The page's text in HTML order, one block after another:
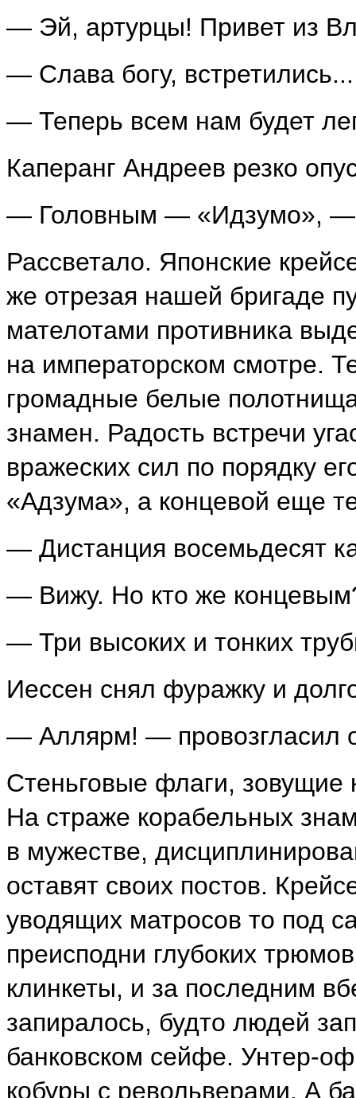
— Эй, артурцы! Привет из
— Слава богу, встретились...
— Теперь всем нам будет
Каперанг Андреев резко
— Головным — «Идзумо», —
Рассветало. Японские
же отрезая нашей бригаде
мателотами противника
на императорском смотре.
громадные белые
знамен. Радость встречи
вражеских сил по порядку
«Адзума», а концевой еще
— Дистанция восемьдесят
— Вижу. Но кто же
— Три высоких и тонких
Иессен снял фуражку и
— Аллярм! — провозгласил
Стеньговые флаги, зовущие
На страже корабельных
в мужестве,
оставят своих постов.
уводящих матросов то под
преисподни глубоких
клинкеты, и за последним
запиралось, будто людей
банковском сейфе. Унтер-
кобуры с револьверами. А